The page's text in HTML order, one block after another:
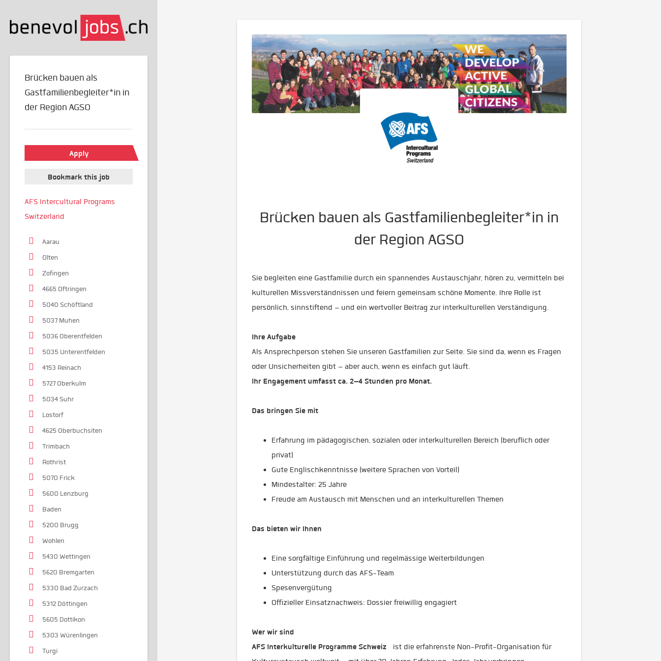
Brücken bauen als Gastfamilienbegleiter*in in
der Region AGSO
Sie begleiten eine Gastfamilie durch ein spannendes Austauschjahr, hören zu, vermitteln bei
kulturellen Missverständnissen und feiern gemeinsam schöne Momente. Ihre Rolle ist
persönlich, sinnstiftend – und ein wertvoller Beitrag zur interkulturellen Verständigung.
Ihre Aufgabe
Als Ansprechperson stehen Sie unseren Gastfamilien zur Seite. Sie sind da, wenn es Fragen
oder Unsicherheiten gibt – aber auch, wenn es einfach gut läuft.
Ihr Engagement umfasst ca. 2–4 Stunden pro Monat.
Das bringen Sie mit
Erfahrung im pädagogischen, sozialen oder interkulturellen Bereich (beruflich oder
privat)
Gute Englischkenntnisse (weitere Sprachen von Vorteil)
Mindestalter: 25 Jahre
Freude am Austausch mit Menschen und an interkulturellen Themen
Das bieten wir Ihnen
Eine sorgfältige Einführung und regelmässige Weiterbildungen
Unterstützung durch das AFS-Team
Spesenvergütung
Offizieller Einsatznachweis: Dossier freiwillig engagiert
Wer wir sind
AFS Interkulturelle Programme Schweiz ist die erfahrenste Non-Profit-Organisation für
Brücken bauen als
Gastfamilienbegleiter*in in
der Region AGSO
Apply
Bookmark this job
AFS Intercultural Programs
Switzerland
Aarau
Olten
Zofingen
4665 Oftringen
5040 Schöftland
5037 Muhen
5036 Oberentfelden
5035 Unterentfelden
4153 Reinach
5727 Oberkulm
5034 Suhr
Lostorf
4625 Oberbuchsiten
Trimbach
Rothrist
5070 Frick
5600 Lenzburg
Baden
5200 Brugg
Wohlen
5430 Wettingen
5620 Bremgarten
5330 Bad Zurzach
5312 Döttingen
5605 Dottikon
5303 Würenlingen
Turgi